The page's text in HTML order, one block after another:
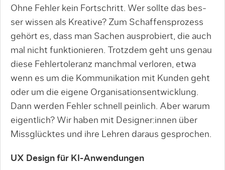
Ohne Fehler kein Fortschritt. Wer sollte das bes­
ser wissen als Kreative? Zum Schaffensprozess
ge­hört es, dass man Sachen ausprobiert, die auch
mal nicht funktionieren. Trotzdem geht uns genau
diese Fehlertoleranz manchmal verloren, etwa
wenn es um die Kommunikation mit Kunden geht
oder um die eigene Organisationsentwicklung.
Dann werden Feh­ler schnell peinlich. Aber warum
eigentlich? Wir haben mit Designer:innen über
Missglücktes und ihre Lehren daraus gesprochen.
UX Design für KI-Anwendungen